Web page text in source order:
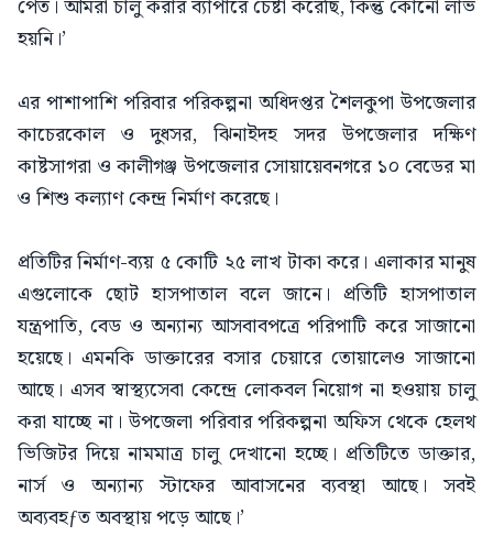
পেত। আমরা চালু করার ব্যাপারে চেষ্টা করেছি, কিন্তু কোনো লাভ
হয়নি।’
এর পাশাপাশি পরিবার পরিকল্পনা অধিদপ্তর শৈলকুপা উপজেলার
কাচেরকোল ও দুধসর, ঝিনাইদহ সদর উপজেলার দক্ষিণ
কাষ্টসাগরা ও কালীগঞ্জ উপজেলার সোয়ায়েবনগরে ১০ বেডের মা
ও শিশু কল্যাণ কেন্দ্র নির্মাণ করেছে।
প্রতিটির নির্মাণ-ব্যয় ৫ কোটি ২৫ লাখ টাকা করে। এলাকার মানুষ
এগুলোকে ছোট হাসপাতাল বলে জানে। প্রতিটি হাসপাতাল
যন্ত্রপাতি, বেড ও অন্যান্য আসবাবপত্রে পরিপাটি করে সাজানো
হয়েছে। এমনকি ডাক্তারের বসার চেয়ারে তোয়ালেও সাজানো
আছে। এসব স্বাস্থ্যসেবা কেন্দ্রে লোকবল নিয়োগ না হওয়ায় চালু
করা যাচ্ছে না। উপজেলা পরিবার পরিকল্পনা অফিস থেকে হেলথ
ভিজিটর দিয়ে নামমাত্র চালু দেখানো হচ্ছে। প্রতিটিতে ডাক্তার,
নার্স ও অন্যান্য স্টাফের আবাসনের ব্যবস্থা আছে। সবই
অব্যবহƒত অবস্থায় পড়ে আছে।’